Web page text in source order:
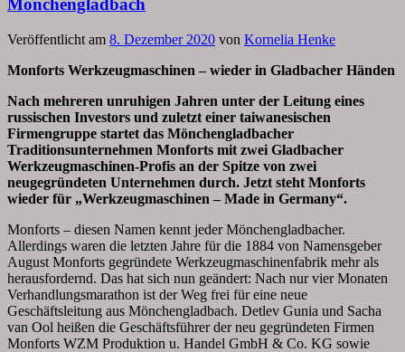
Mönchengladbach
Veröffentlicht am 8. Dezember 2020 von Kornelia Henke
Monforts Werkzeugmaschinen – wieder in Gladbacher Händen
Nach mehreren unruhigen Jahren unter der Leitung eines
russischen Investors und zuletzt einer taiwanesischen
Firmengruppe startet das Mönchengladbacher
Traditionsunternehmen Monforts mit zwei Gladbacher
Werkzeugmaschinen-Profis an der Spitze von zwei
neugegründeten Unternehmen durch. Jetzt steht Monforts
wieder für „Werkzeugmaschinen – Made in Germany“.
Monforts – diesen Namen kennt jeder Mönchengladbacher.
Allerdings waren die letzten Jahre für die 1884 von Namensgeber
August Monforts gegründete Werkzeugmaschinenfabrik mehr als
herausfordernd. Das hat sich nun geändert: Nach nur vier Monaten
Verhandlungsmarathon ist der Weg frei für eine neue
Geschäftsleitung aus Mönchengladbach. Detlev Gunia und Sacha
van Ool heißen die Geschäftsführer der neu gegründeten Firmen
Monforts WZM Produktion u. Handel GmbH & Co. KG sowie